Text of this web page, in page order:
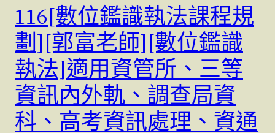
116[數位鑑識執法課程規
劃][郭富老師][數位鑑識
執法]適用資管所、三等
資訊內外軌、調查局資
科、高考資訊處理、資通